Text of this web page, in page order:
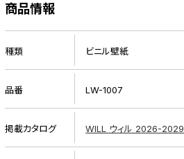
商品情報
種類 ビニル壁紙
品番 LW-1007
掲載カタログ WILL ウィル 2026-2029